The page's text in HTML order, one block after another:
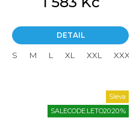
DETAIL
S M L XL XXL XXXL
Sleva
SALECODE:LETO20:20:%